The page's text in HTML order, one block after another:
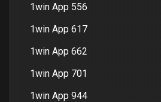
1win App 556
1win App 617
1win App 662
1win App 701
1win App 944